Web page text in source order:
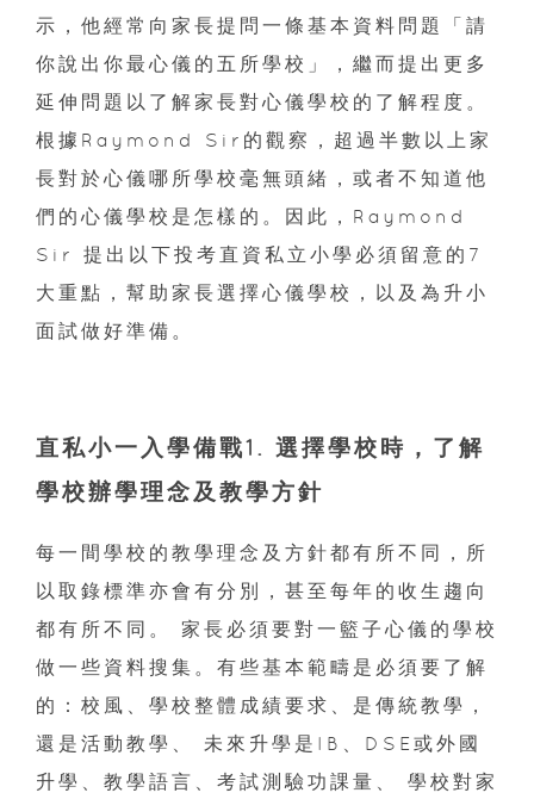
示，他經常向家長提問一條基本資料問題「請
你說出你最心儀的五所學校」，繼而提出更多
延伸問題以了解家長對心儀學校的了解程度。
根據Raymond Sir的觀察，超過半數以上家
長對於心儀哪所學校毫無頭緒，或者不知道他
們的心儀學校是怎樣的。因此，Raymond
Sir 提出以下投考直資私立小學必須留意的7
大重點，幫助家長選擇心儀學校，以及為升小
面試做好準備。
直私小一入學備戰1. 選擇學校時，了解
學校辦學理念及教學方針
每一間學校的教學理念及方針都有所不同，所
以取錄標準亦會有分別，甚至每年的收生趨向
都有所不同。 家長必須要對一籃子心儀的學校
做一些資料搜集。有些基本範疇是必須要了解
的：校風、學校整體成績要求、是傳統教學，
還是活動教學、 未來升學是IB、DSE或外國
升學、教學語言、考試測驗功課量、 學校對家